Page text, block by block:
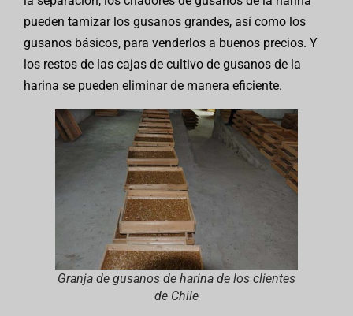
pueden tamizar los gusanos grandes, así como los
gusanos básicos, para venderlos a buenos precios. Y
los restos de las cajas de cultivo de gusanos de la
harina se pueden eliminar de manera eficiente.
Granja de gusanos de harina de los clientes
de Chile